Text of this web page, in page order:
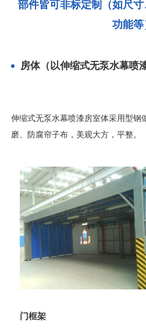
部件皆可非标定制（如尺寸
功能等
房体（以伸缩式无泵水幕喷
伸缩式无泵水幕喷漆房室体采用型钢
磨、防腐帘子布，美观大方，平整。
门框架